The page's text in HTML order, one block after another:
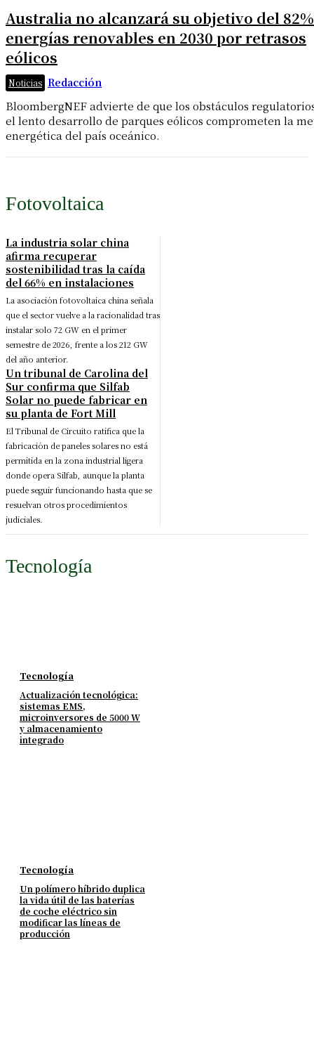
Australia no alcanzará su objetivo del
energías renovables en 2030 por retrasos
eólicos
Noticias Redacción
BloombergNEF advierte de que los obstáculos
el lento desarrollo de parques eólicos comprometen la
energética del país oceánico.
Fotovoltaica
La industria solar china
afirma recuperar
sostenibilidad tras la caída
del 66% en instalaciones
La asociación fotovoltaica china señala
que el sector vuelve a la racionalidad tras
instalar solo 72 GW en el primer
semestre de 2026, frente a los 212 GW
del año anterior.
Un tribunal de Carolina del
Sur confirma que Silfab
Solar no puede fabricar en
su planta de Fort Mill
El Tribunal de Circuito ratifica que la
fabricación de paneles solares no está
permitida en la zona industrial ligera
donde opera Silfab, aunque la planta
puede seguir funcionando hasta que se
resuelvan otros procedimientos
judiciales.
Tecnología
Tecnología
Actualización tecnológica:
sistemas EMS,
microinversores de 5000 W
y almacenamiento
integrado
Tecnología
Un polímero híbrido duplica
la vida útil de las baterías
de coche eléctrico sin
modificar las líneas de
producción